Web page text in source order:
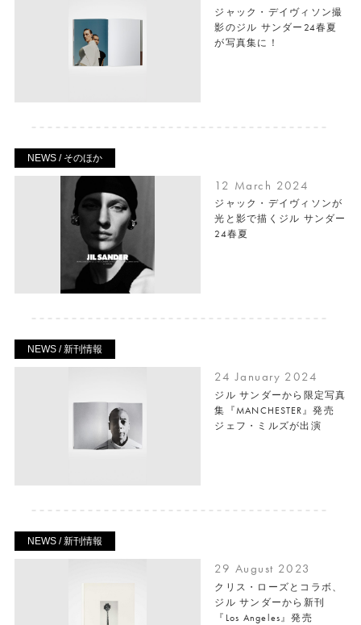
ジャック・デイヴィソン撮
影のジル サンダー24春夏
が写真集に！
NEWS / そのほか
12 March 2024
ジャック・デイヴィソンが
光と影で描くジル サンダー
24春夏
NEWS / 新刊情報
24 January 2024
ジル サンダーから限定写真
集『MANCHESTER』発売
ジェフ・ミルズが出演
NEWS / 新刊情報
29 August 2023
クリス・ローズとコラボ、
ジル サンダーから新刊
『Los Angeles』発売